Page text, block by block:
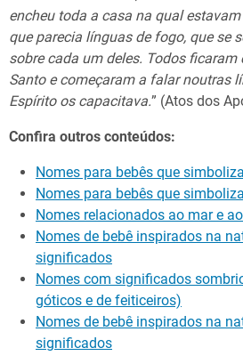
encheu toda a casa na qual
que parecia línguas de fogo, que se
sobre cada um deles. Todos ficaram
Santo e começaram a falar noutras
Espírito os capacitava.” (Atos dos
Confira outros conteúdos:
Nomes para bebês que
Nomes para bebês que
Nomes relacionados ao mar e
Nomes de bebê inspirados na
significados
Nomes com significados
góticos e de feiticeiros)
Nomes de bebê inspirados na
significados